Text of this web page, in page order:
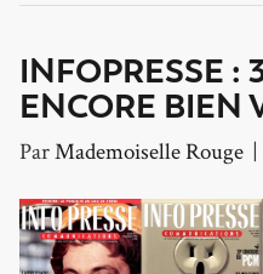
INFOPRESSE :
ENCORE BIEN
ParMademoiselle Rouge |